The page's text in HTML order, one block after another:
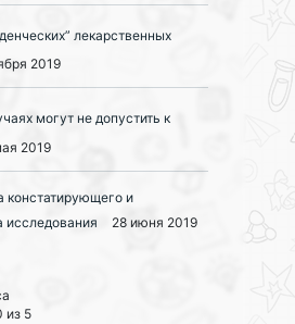
лекарственных
2019
могут не допустить к
2019
констатирующего и
28 июня 2019
из 5